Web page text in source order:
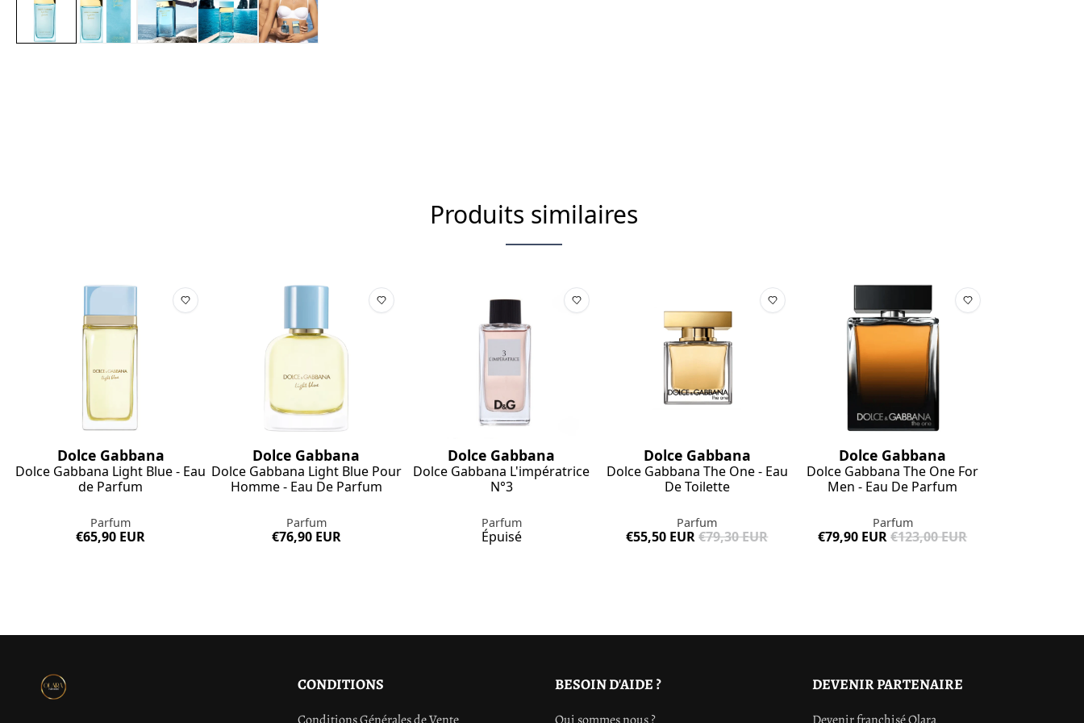
Produits similaires
Dolce Gabbana
Dolce Gabbana Light Blue - Eau
de Parfum
Parfum
€65,90 EUR
Dolce Gabbana
Dolce Gabbana Light Blue Pour
Homme - Eau De Parfum
Parfum
€76,90 EUR
Dolce Gabbana
Dolce Gabbana L'impératrice
N°3
Parfum
Épuisé
Dolce Gabbana
Dolce Gabbana The One - Eau
De Toilette
Parfum
€55,50 EUR€79,30 EUR
Dolce Gabbana
Dolce Gabbana The One For
Men - Eau De Parfum
Parfum
€79,90 EUR€123,00 EUR
CONDITIONS BESOIN D'AIDE ? DEVENIR PARTENAIRE